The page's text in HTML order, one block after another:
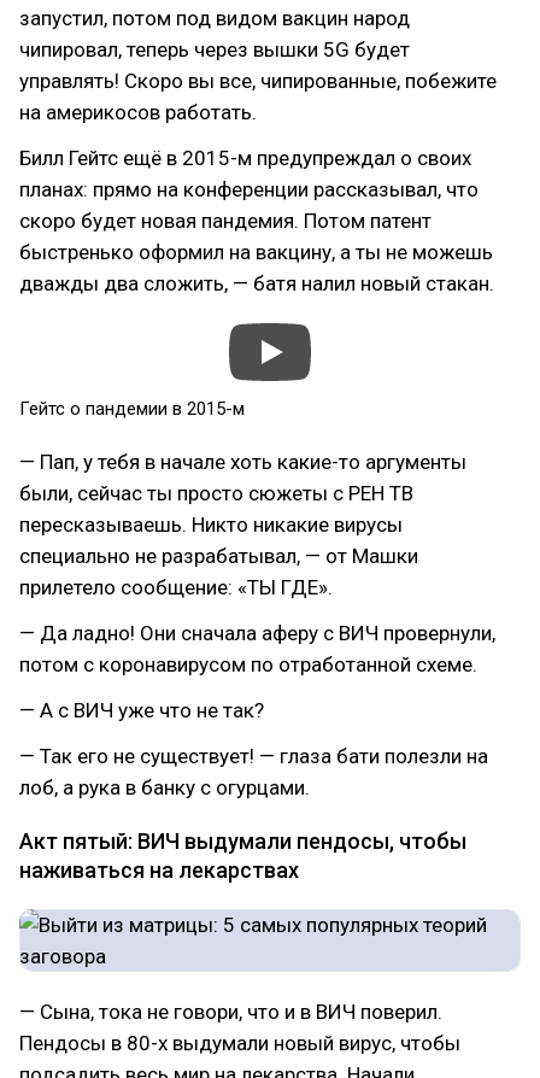
запустил, потом под видом вакцин народ
чипировал, теперь через вышки 5G будет
управлять! Скоро вы все, чипированные, побежите
на америкосов работать.
Билл Гейтс ещё в 2015-м предупреждал о своих
планах: прямо на конференции рассказывал, что
скоро будет новая пандемия. Потом патент
быстренько оформил на вакцину, а ты не можешь
дважды два сложить, — батя налил новый стакан.
Гейтс о пандемии в 2015-м
— Пап, у тебя в начале хоть какие-то аргументы
были, сейчас ты просто сюжеты с РЕН ТВ
пересказываешь. Никто никакие вирусы
специально не разрабатывал, — от Машки
прилетело сообщение: «ТЫ ГДЕ».
— Да ладно! Они сначала аферу с ВИЧ провернули,
потом с коронавирусом по отработанной схеме.
— А с ВИЧ уже что не так?
— Так его не существует! — глаза бати полезли на
лоб, а рука в банку с огурцами.
Акт пятый: ВИЧ выдумали пендосы, чтобы
наживаться на лекарствах
— Сына, тока не говори, что и в ВИЧ поверил.
Пендосы в 80-х выдумали новый вирус, чтобы